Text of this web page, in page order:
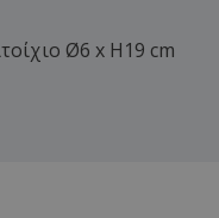
Ø6 x H19 cm